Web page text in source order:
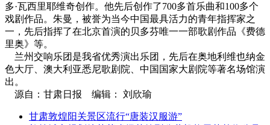
多·瓦西里耶维奇创作。他先后创作了700多首乐曲和100多个
戏剧作品。朱曼，被誉为当今中国最具活力的青年指挥家之
一，先后指挥了在北京首演的贝多芬唯一一部歌剧作品《费德
里奥》等。
兰州交响乐团是我省优秀演出乐团，先后在奥地利维也纳金
色大厅、澳大利亚悉尼歌剧院、中国国家大剧院等著名场馆演
出。
源自：甘肃日报 编辑： 刘欣瑜
甘肃敦煌阳关景区流行“唐装汉服游”